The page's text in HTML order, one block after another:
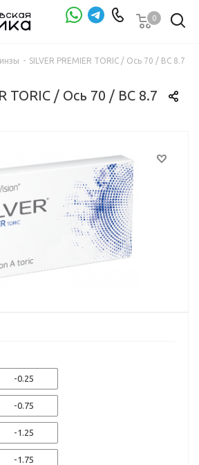
0
Проверка зрения
- SILVER PREMIER TORIC / Ось 70 / BC 8.7
TORIC / Ось 70 / BC 8.7
-0.25
-0.75
-1.25
-1.75